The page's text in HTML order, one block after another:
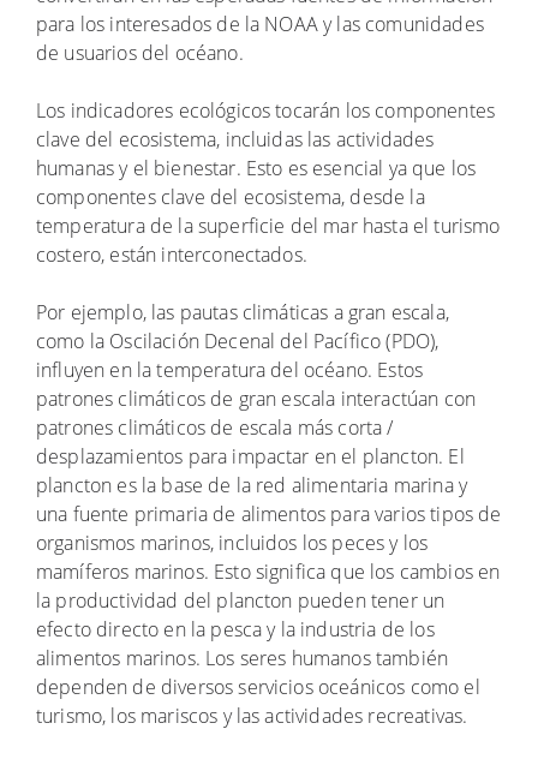
para los interesados de la NOAA y las comunidades
de usuarios del océano.
Los indicadores ecológicos tocarán los componentes
clave del ecosistema, incluidas las actividades
humanas y el bienestar. Esto es esencial ya que los
componentes clave del ecosistema, desde la
temperatura de la superficie del mar hasta el turismo
costero, están interconectados.
Por ejemplo, las pautas climáticas a gran escala,
como la Oscilación Decenal del Pacífico (PDO),
influyen en la temperatura del océano. Estos
patrones climáticos de gran escala interactúan con
patrones climáticos de escala más corta /
desplazamientos para impactar en el plancton. El
plancton es la base de la red alimentaria marina y
una fuente primaria de alimentos para varios tipos de
organismos marinos, incluidos los peces y los
mamíferos marinos. Esto significa que los cambios en
la productividad del plancton pueden tener un
efecto directo en la pesca y la industria de los
alimentos marinos. Los seres humanos también
dependen de diversos servicios oceánicos como el
turismo, los mariscos y las actividades recreativas.